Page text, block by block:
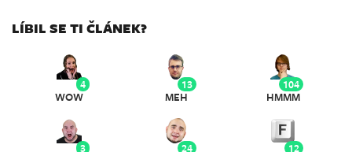
LÍBIL SE TI ČLÁNEK?
4
WOW
13
MEH
104
HMMM
3
24
12